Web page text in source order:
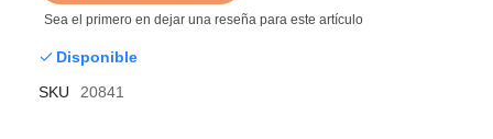
Sea el primero en dejar una reseña para este artículo
Disponible
SKU
20841